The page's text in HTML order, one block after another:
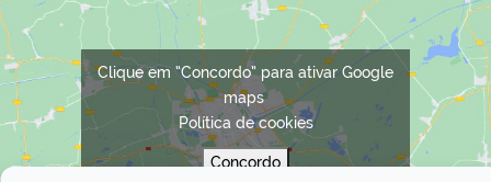
Clique em “Concordo” para ativar Google
maps
Política de cookies
Concordo